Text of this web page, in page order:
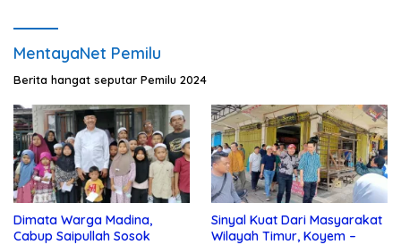
MentayaNet Pemilu
Berita hangat seputar Pemilu 2024
Dimata Warga Madina,
Cabup Saipullah Sosok
Sinyal Kuat Dari Masyarakat
Wilayah Timur, Koyem –